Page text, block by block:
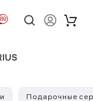
89
Подарочные